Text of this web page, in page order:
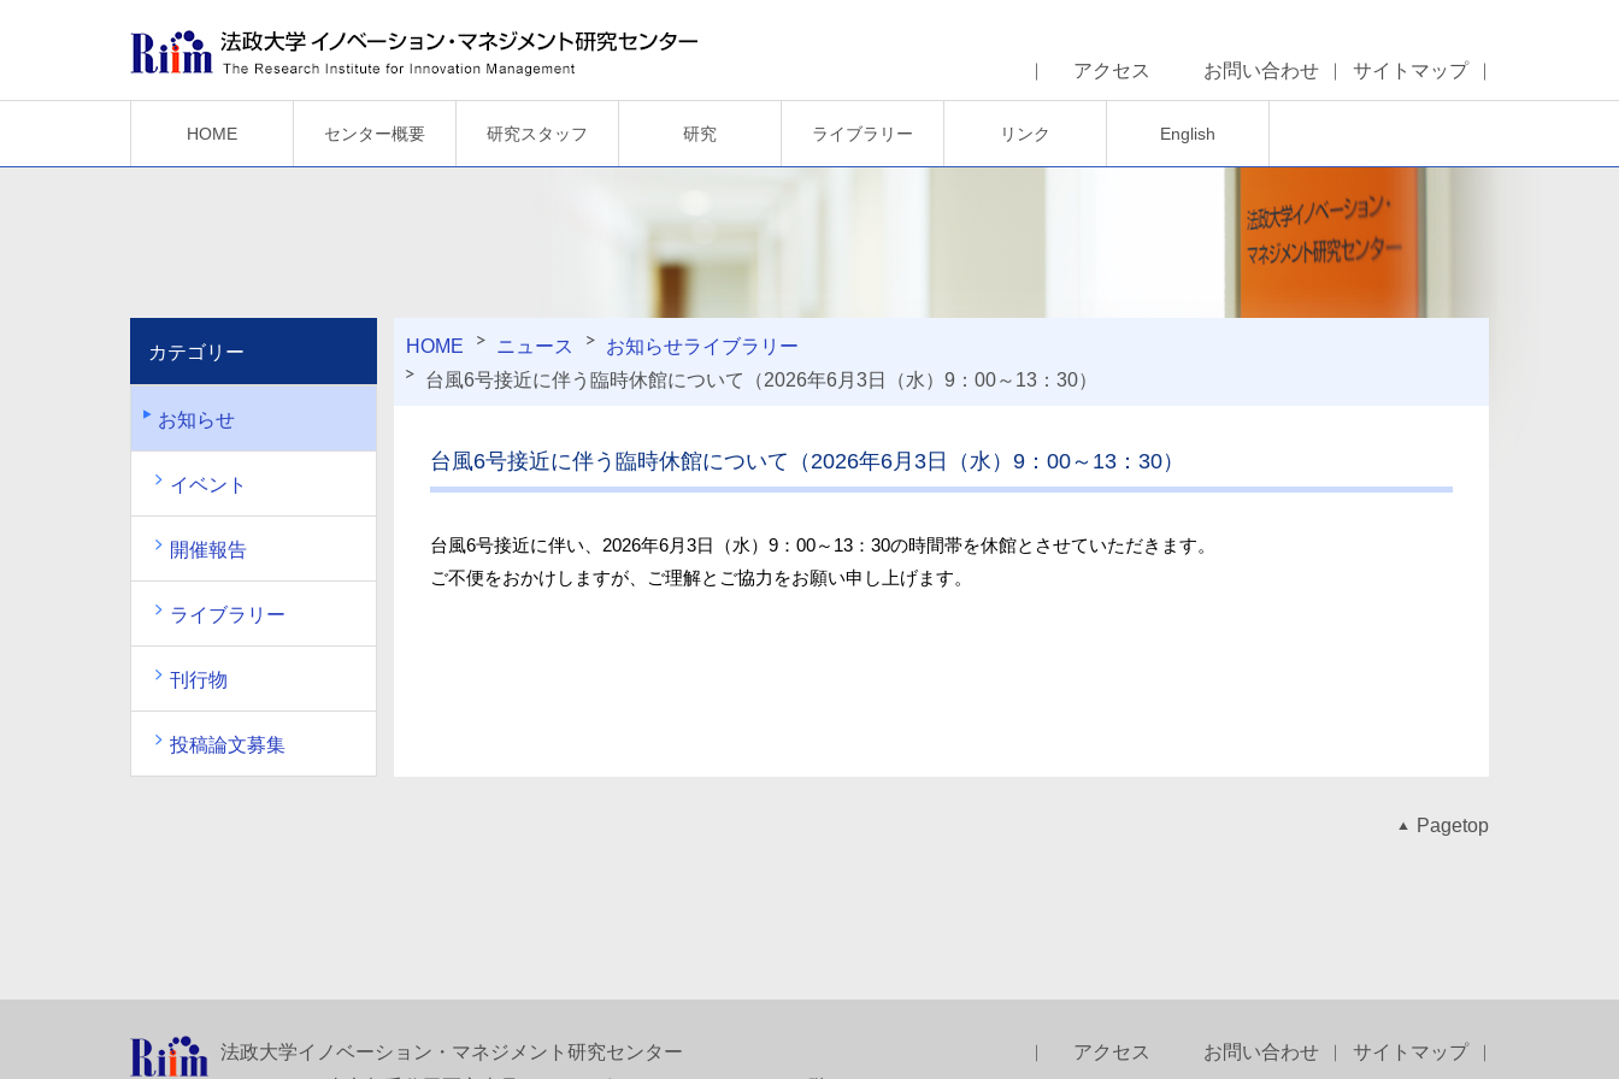
アクセス お問い合わせ サイトマップ
HOME センター概要 研究スタッフ 研究 ライブラリー リンク English
HOME ニュース お知らせライブラリー
台風6号接近に伴う臨時休館について（2026年6月3日（水）9：00～13：30）
台風6号接近に伴う臨時休館について（2026年6月3日（水）9：00～13：30）
台風6号接近に伴い、2026年6月3日（水）9：00～13：30の時間帯を休館とさせていただきます。
ご不便をおかけしますが、ご理解とご協力をお願い申し上げます。
カテゴリー
お知らせ
イベント
開催報告
ライブラリー
刊行物
投稿論文募集
Pagetop
法政大学イノベーション・マネジメント研究センター
アクセス お問い合わせ サイトマップ